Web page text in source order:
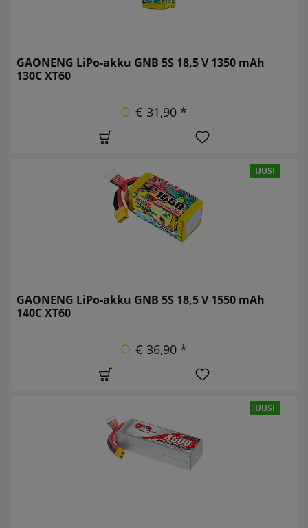
GAONENG LiPo-akku GNB 5S 18,5 V 1350 mAh
130C XT60
€ 31,90 *
UUSI
GAONENG LiPo-akku GNB 5S 18,5 V 1550 mAh
140C XT60
€ 36,90 *
UUSI